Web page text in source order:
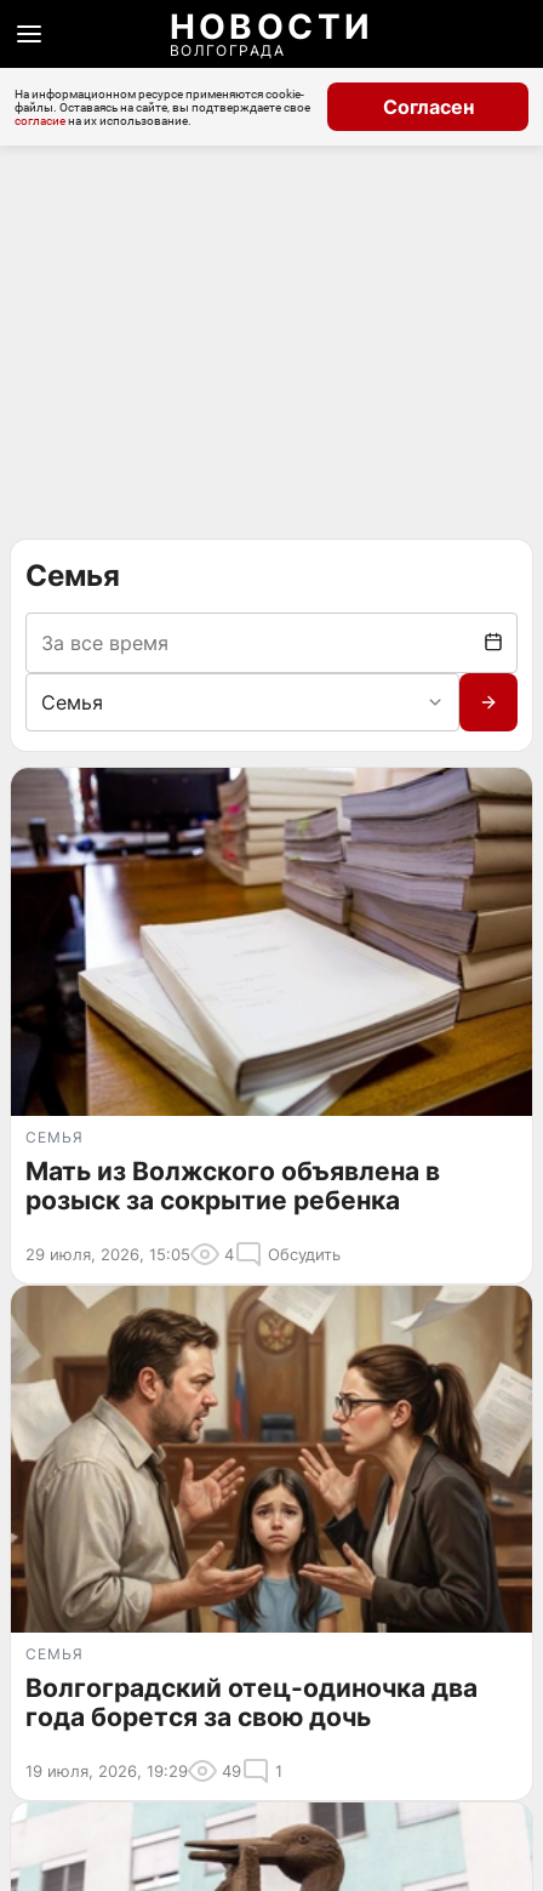
НОВОСТИ
ВОЛГОГРАДА
На информационном ресурсе применяются cookie-
файлы. Оставаясь на сайте, вы подтверждаете свое
согласиена их использование.
Согласен
Семья
СЕМЬЯ
Мать из Волжского объявлена в
розыск за сокрытие ребенка
29 июля, 2026, 15:05 4 Обсудить
СЕМЬЯ
Волгоградский отец-одиночка два
года борется за свою дочь
19 июля, 2026, 19:29 49 1